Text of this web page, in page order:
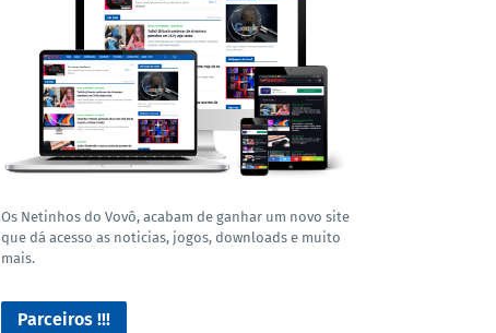
Os Netinhos do Vovô, acabam de ganhar um novo site
que dá acesso as noticias, jogos, downloads e muito
mais.
Parceiros !!!